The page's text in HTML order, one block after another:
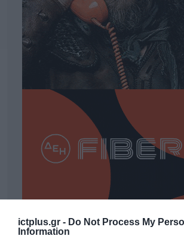
ictplus.gr - Do Not Process My
Information
ΡΟΗ ΕΙΔΗΣΕΩΝ